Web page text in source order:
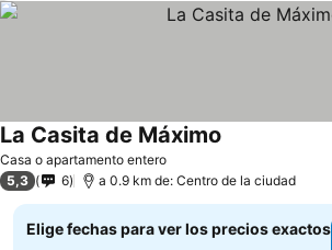
Casa o apartamento entero
La Casita de Máximo
5,3 6 a 0.9 km de: Centro de la ciudad
Elige fechas para ver los precios exactos